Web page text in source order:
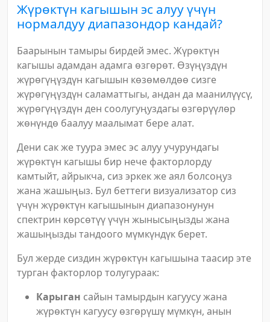
Жүрөктүн кагышын эс алуу үчүн
нормалдуу диапазондор кандай?
Баарынын тамыры бирдей эмес. Жүрөктүн
кагышы адамдан адамга өзгөрөт. Өзүңүздүн
жүрөгүңүздүн кагышын көзөмөлдөө сизге
жүрөгүңүздүн саламаттыгы, андан да маанилүүсү,
жүрөгүңүздүн ден соолугуңуздагы өзгөрүүлөр
жөнүндө баалуу маалымат бере алат.
Дени сак же туура эмес эс алуу учурундагы
жүрөктүн кагышы бир нече факторлорду
камтыйт, айрыкча, сиз эркек же аял болсоңуз
жана жашыңыз. Бул беттеги визуализатор сиз
үчүн жүрөктүн кагышынын диапазонунун
спектрин көрсөтүү үчүн жынысыңызды жана
жашыңызды тандоого мүмкүндүк берет.
Бул жерде сиздин жүрөктүн кагышына таасир эте
турган факторлор толугураак:
Карыган сайын тамырдын кагуусу жана
жүрөктүн кагуусу өзгөрүшү мүмкүн, анын